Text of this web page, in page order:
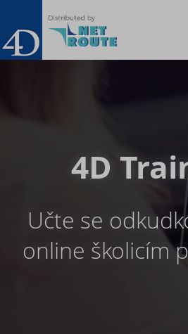
main
content
4D
Učte se
online školicím